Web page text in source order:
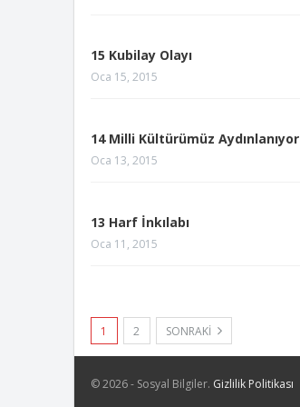
15 Kubilay Olayı
Oca 15, 2015
14 Milli Kültürümüz Aydınlanıyor
Oca 13, 2015
13 Harf İnkılabı
Oca 11, 2015
1 2 SONRAKI
© 2026 - Sosyal Bilgiler. Gizlilik Politikası